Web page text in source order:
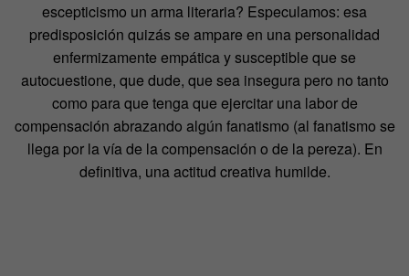
escepticismo un arma literaria? Especulamos: esa
predisposición quizás se ampare en una personalidad
enfermizamente empática y susceptible que se
autocuestione, que dude, que sea insegura pero no tanto
como para que tenga que ejercitar una labor de
compensación abrazando algún fanatismo (al fanatismo se
llega por la vía de la compensación o de la pereza). En
definitiva, una actitud creativa humilde.